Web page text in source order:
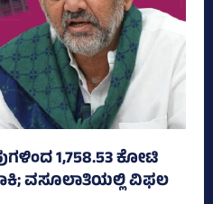
1,758.53 ಕೋಟಿ
ವಸೂಲಾತಿಯಲ್ಲಿ ವಿಫಲ